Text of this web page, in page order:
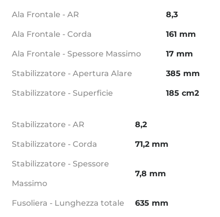
Ala Frontale - AR 8,3
Ala Frontale - Corda 161 mm
Ala Frontale - Spessore Massimo 17 mm
Stabilizzatore - Apertura Alare 385 mm
Stabilizzatore - Superficie 185 cm2
Stabilizzatore - AR 8,2
Stabilizzatore - Corda 71,2 mm
Stabilizzatore - Spessore
Massimo
7,8 mm
Fusoliera - Lunghezza totale 635 mm